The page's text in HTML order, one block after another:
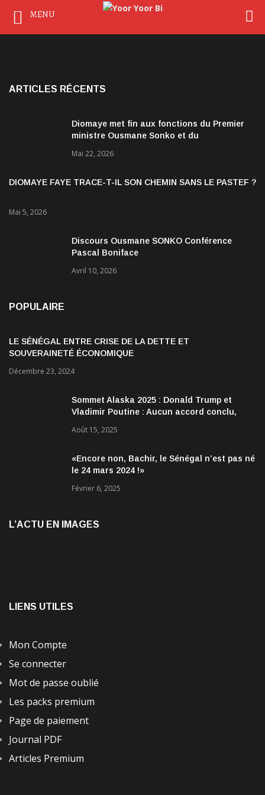
ARTICLES RÉCENTS
Diomaye met fin aux fonctions du Premier
ministre Ousmane Sonko et du
Mai 22, 2026
DIOMAYE FAYE TRACE-T-IL SON CHEMIN SANS LE PASTEF ?
Mai 5, 2026
Discours Ousmane SONKO Conférence
Pascal Boniface
Avril 10, 2026
POPULAIRE
LE SÉNÉGAL ENTRE CRISE DE LA DETTE ET
SOUVERAINETÉ ÉCONOMIQUE
Décembre 23, 2024
Sommet Alaska 2025 : Donald Trump et
Vladimir Poutine : Aucun accord conclu,
encourageantes
Août 15, 2025
«Encore non, Bachir, le Sénégal n’est pas né
le 24 mars 2024 !»
Février 6, 2025
L’ACTU EN IMAGES
LIENS UTILES
Mon Compte
Se connecter
Mot de passe oublié
Les packs premium
Page de paiement
Journal PDF
Articles Premium
MENU